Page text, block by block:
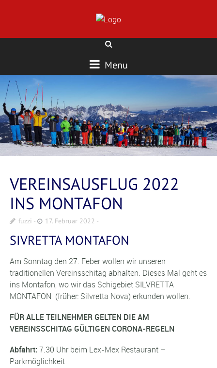
Menu
VEREINSAUSFLUG 2022
INS MONTAFON
fuzzi 17. Februar 2022
SIVRETTA MONTAFON
Am Sonntag den 27. Feber wollen wir unseren
traditionellen Vereinsschitag abhalten. Dieses Mal geht es
ins Montafon, wo wir das Schigebiet SILVRETTA
MONTAFON (früher: Silvretta Nova) erkunden wollen.
FÜR ALLE TEILNEHMER GELTEN DIE AM
VEREINSSCHITAG GÜLTIGEN CORONA-REGELN
Abfahrt: 7.30 Uhr beim Lex-Mex Restaurant –
Parkmöglichkeit